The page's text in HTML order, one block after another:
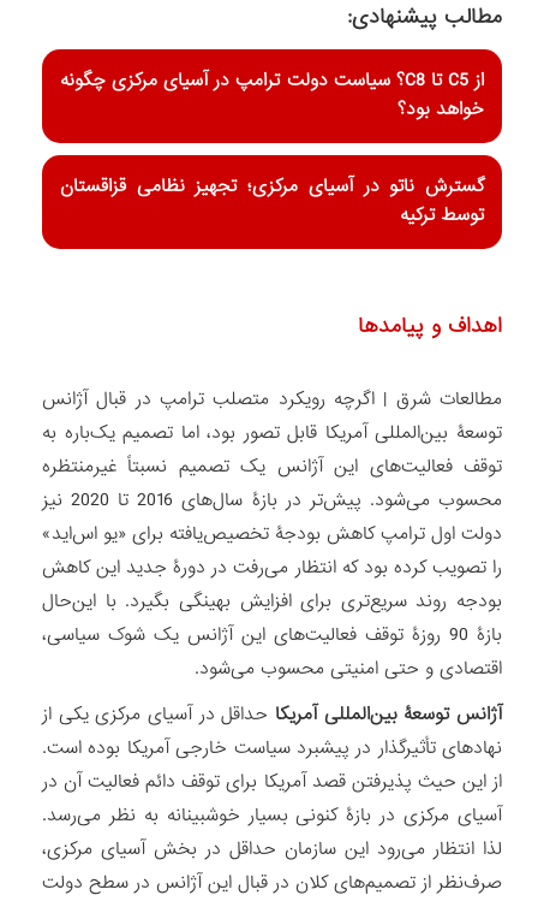
مطالب پیشنهادی:
از C5 تا C8؟ سیاست دولت ترامپ در آسیای مرکزی چگونه
خواهد بود؟
گسترش ناتو در آسیای مرکزی؛ تجهیز نظامی قزاقستان
توسط ترکیه
اهداف و پیامدها
مطالعات شرق | اگرچه رویکرد متصلب ترامپ در قبال آژانس
توسعۀ بین‌المللی آمریکا قابل تصور بود، اما تصمیم یک‌باره به
توقف فعالیت‌های این آژانس یک تصمیم نسبتاً غیرمنتظره
محسوب می‌شود. پیش‌تر در بازۀ سال‌های 2016 تا 2020 نیز
دولت اول ترامپ کاهش بودجۀ تخصیص‌یافته برای «یو اس‌اید»
را تصویب کرده بود که انتظار می‌رفت در دورۀ جدید این کاهش
بودجه روند سریع‌تری برای افزایش بهینگی بگیرد. با این‌حال
بازۀ 90 روزۀ توقف فعالیت‌های این آژانس یک شوک سیاسی،
اقتصادی و حتی امنیتی محسوب می‌شود.
آژانس توسعۀ بین‌المللی آمریکا حداقل در آسیای مرکزی یکی از
نهادهای تأثیرگذار در پیشبرد سیاست خارجی آمریکا بوده است.
از این حیث پذیرفتن قصد آمریکا برای توقف دائم فعالیت آن در
آسیای مرکزی در بازۀ کنونی بسیار خوشبینانه به نظر می‌رسد.
لذا انتظار می‌رود این سازمان حداقل در بخش آسیای مرکزی،
صرف‌نظر از تصمیم‌های کلان در قبال این آژانس در سطح دولت